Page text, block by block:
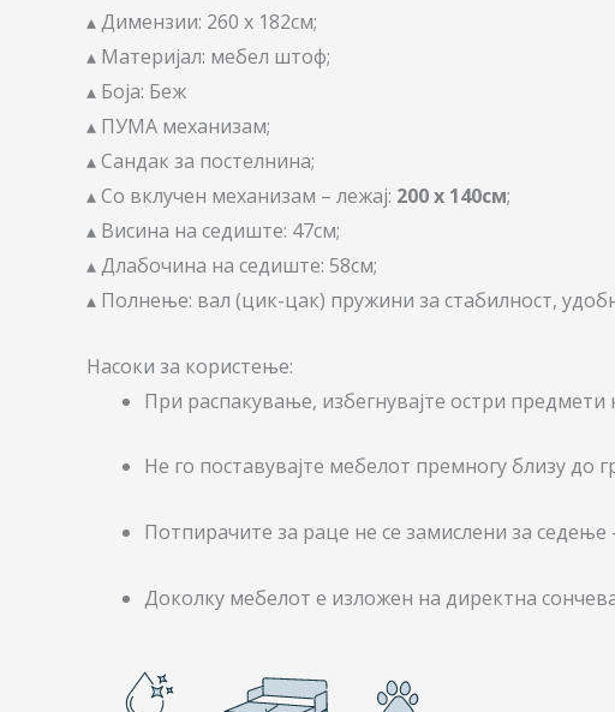
▴ Димензии: 260 х 182см;
▴ Материјал: мебел штоф;
▴ Боја: Беж
▴ ПУМА механизам;
▴ Сандак за постелнина;
▴ Со вклучен механизам – лежај: 200 x 140см;
▴ Висина на седиште: 47см;
▴ Длабочина на седиште: 58см;
▴ Полнење: вал (цик-цак) пружини за стабилност,
Насоки за користење:
При распакување, избегнувајте остри
Не го поставувајте мебелот премногу близу до
Потпирачите за раце не се замислени за
Доколку мебелот е изложен на директна